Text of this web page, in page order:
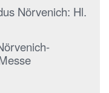
Nörvenich: Hl.